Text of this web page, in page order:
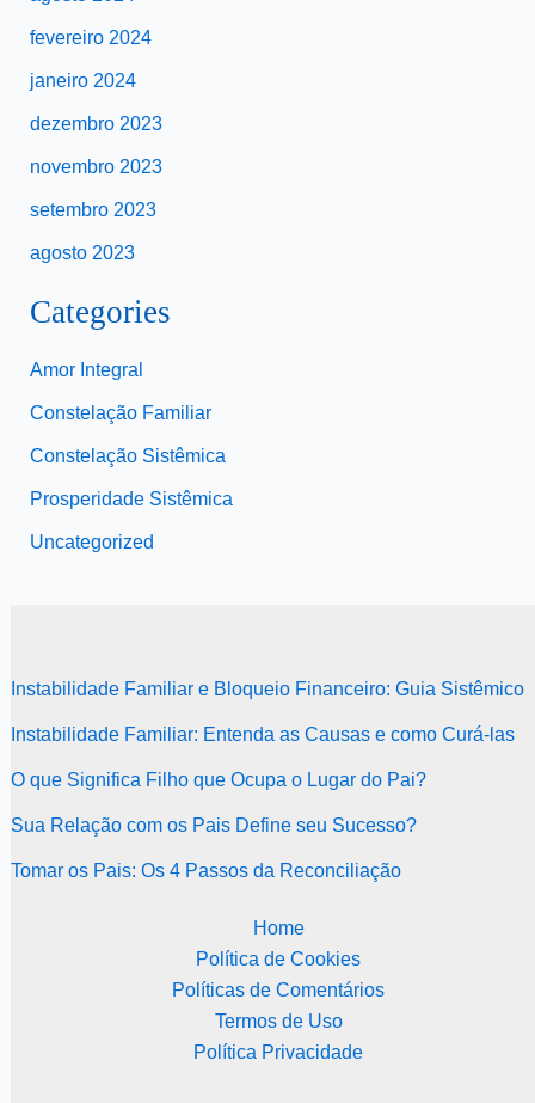
fevereiro 2024
janeiro 2024
dezembro 2023
novembro 2023
setembro 2023
agosto 2023
Categories
Amor Integral
Constelação Familiar
Constelação Sistêmica
Prosperidade Sistêmica
Uncategorized
Instabilidade Familiar e Bloqueio Financeiro: Guia Sistêmico
Instabilidade Familiar: Entenda as Causas e como Curá-las
O que Significa Filho que Ocupa o Lugar do Pai?
Sua Relação com os Pais Define seu Sucesso?
Tomar os Pais: Os 4 Passos da Reconciliação
Home
Política de Cookies
Políticas de Comentários
Termos de Uso
Política Privacidade